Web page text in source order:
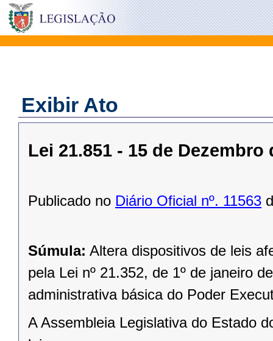
Exibir Ato
Lei 21.851 - 15 de Dezembro
Publicado no Diário Oficial nº. 11563
Súmula: Altera dispositivos de leis
pela Lei nº 21.352, de 1º de janeiro
administrativa básica do Poder
A Assembleia Legislativa do Estado